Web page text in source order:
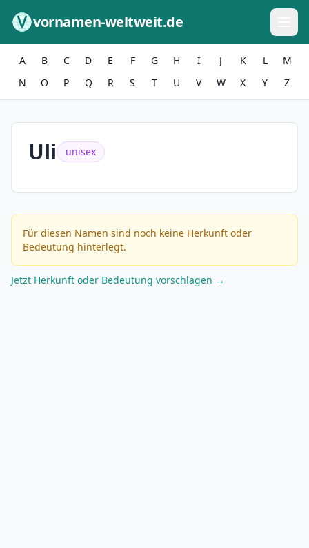
vornamen-weltweit.de
A B C D E F G H I J K L
M
N
O P Q R S T U V W X Y Z
Uli unisex
Für diesen Namen sind noch keine Herkunft oder
Bedeutung hinterlegt.
Jetzt Herkunft oder Bedeutung vorschlagen →